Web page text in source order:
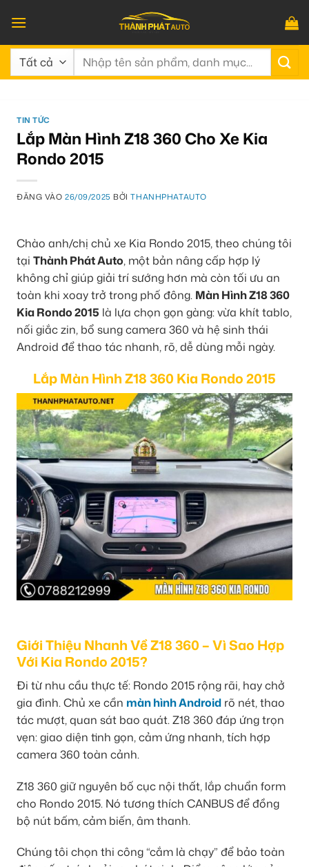
qua
nội
dung
Tìm
TIN TỨC
Lắp Màn Hình Z18 360 Cho Xe Kia
Rondo 2015
ĐĂNG VÀO26/09/2025 BỞITHANHPHATAUTO
Chào anh/chị chủ xe Kia Rondo 2015, theo chúng tôi
tại Thành Phát Auto, một bản nâng cấp hợp lý
không chỉ giúp giải trí sướng hơn mà còn tối ưu an
toàn khi xoay trở trong phố đông. Màn Hình Z18 360
Kia Rondo 2015 là lựa chọn gọn gàng: vừa khít tablo,
nối giắc zin, bổ sung camera 360 và hệ sinh thái
Android để thao tác nhanh, rõ, dễ dùng mỗi ngày.
Lắp Màn Hình Z18 360 Kia Rondo 2015
Giới Thiệu Nhanh Về Z18 360 – Vì Sao Hợp
Với Kia Rondo 2015?
Đi từ nhu cầu thực tế: Rondo 2015 rộng rãi, hay chở
gia đình. Chủ xe cần màn hình Android rõ nét, thao
tác mượt, quan sát bao quát. Z18 360 đáp ứng trọn
vẹn: giao diện tinh gọn, cảm ứng nhanh, tích hợp
camera 360 toàn cảnh.
Z18 360 giữ nguyên bố cục nội thất, lắp chuẩn form
cho Rondo 2015. Nó tương thích CANBUS để đồng
bộ nút bấm, cảm biến, âm thanh.
Chúng tôi chọn thi công “cắm là chạy” để bảo toàn